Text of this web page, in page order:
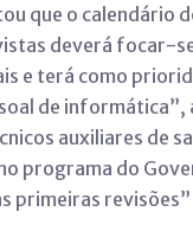
que o calendário
deverá focar-
e terá como
de informática”,
auxiliares de
programa do
primeiras